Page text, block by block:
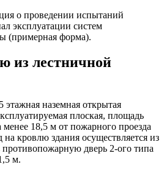
о проведении испытаний
эксплуатации систем
(примерная форма).
из лестничной
наземная открытая
плоская, площадь
18,5 м от пожарного проезда
на кровлю здания осуществляется из
противопожарную дверь 2-ого типа
м.